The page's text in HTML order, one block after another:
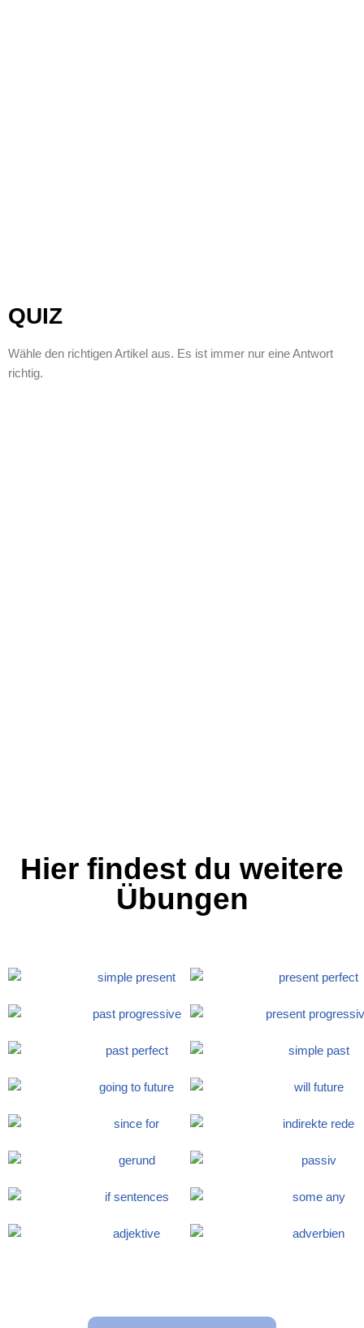
QUIZ
Wähle den richtigen Artikel aus. Es ist immer nur eine Antwort
richtig.
Hier findest du weitere
Übungen